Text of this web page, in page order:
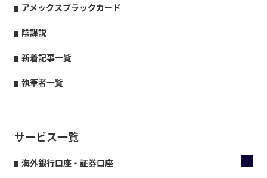
アメックスブラックカード
陰謀説
新着記事一覧
執筆者一覧
サービス一覧
海外銀行口座・証券口座